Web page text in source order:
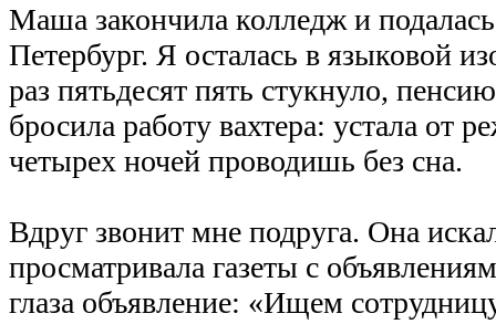
Маша закончила колледж и подалась
Петербург. Я осталась в языковой
раз пятьдесят пять стукнуло,
бросила работу вахтера: устала от
четырех ночей проводишь без сна.
Вдруг звонит мне подруга. Она
просматривала газеты с
глаза объявление: «Ищем